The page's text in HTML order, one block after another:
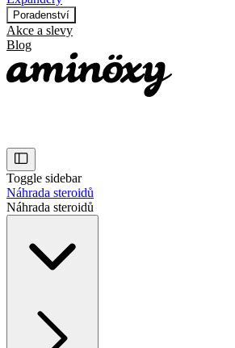
Poradenství
Akce a slevy
Blog
Toggle sidebar
Náhrada steroidů
Náhrada steroidů